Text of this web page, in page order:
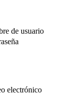
de usuario
electrónico